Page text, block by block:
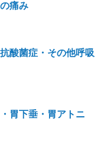
痛み
酸菌症・その他呼吸
胃下垂・胃アトニ